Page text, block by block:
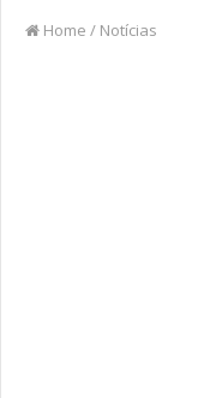
Home / Notícias